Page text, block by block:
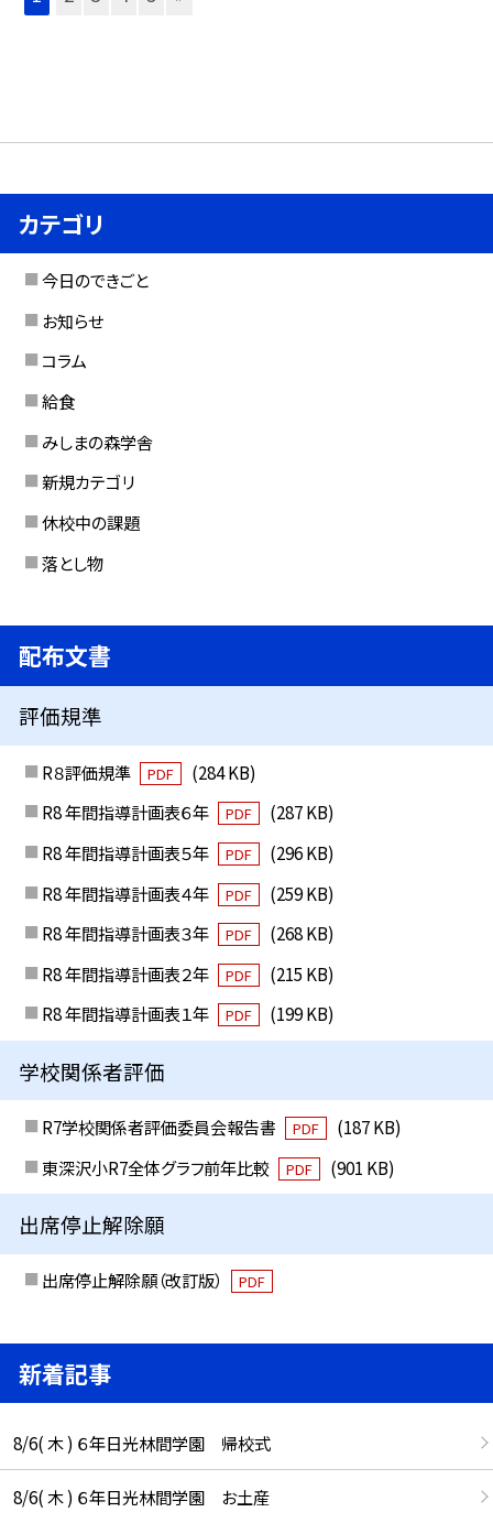
カテゴリ
今日のできごと
お知らせ
コラム
給食
みしまの森学舎
新規カテゴリ
休校中の課題
落とし物
配布文書
評価規準
R８評価規準 PDF
(284 KB)
R8 年間指導計画表６年
PDF
(287 KB)
R8 年間指導計画表５年
PDF
(296 KB)
R8 年間指導計画表４年
PDF
(259 KB)
R8 年間指導計画表３年
PDF
(268 KB)
R8 年間指導計画表２年
PDF
(215 KB)
R8 年間指導計画表１年
PDF (199 KB)
学校関係者評価
R7学校関係者評価委員会報告書 PDF
(187 KB)
東深沢小R7全体グラフ前年比較
PDF (901 KB)
出席停止解除願
出席停止解除願（改訂版） PDF
新着記事
8/6( 木 ) ６年日光林間学園 帰校式
8/6( 木 ) ６年日光林間学園 お土産